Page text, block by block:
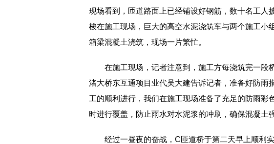
现场看到，匝道路面上已经铺设好钢筋，数十名工人
梭在施工现场，巨大的高空水泥浇筑车与两个施工小
箱梁混凝土浇筑，现场一片繁忙。
在施工现场，记者注意到，施工方每浇筑完一段
渚大桥东互通项目业代吴大建告诉记者，准备好防雨
工的顺利进行，我们在施工现场准备了充足的防雨彩
时进行覆盖，防止雨水对水泥浆的冲刷，确保混凝土
经过一昼夜的奋战，C匝道桥于第二天早上顺利